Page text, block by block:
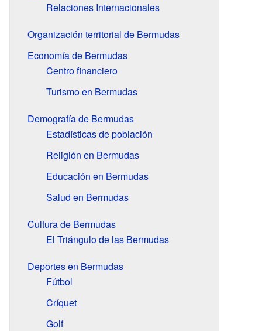
Relaciones Internacionales
Organización territorial de Bermudas
Economía de Bermudas
Centro financiero
Turismo en Bermudas
Demografía de Bermudas
Estadísticas de población
Religión en Bermudas
Educación en Bermudas
Salud en Bermudas
Cultura de Bermudas
El Triángulo de las Bermudas
Deportes en Bermudas
Fútbol
Críquet
Golf